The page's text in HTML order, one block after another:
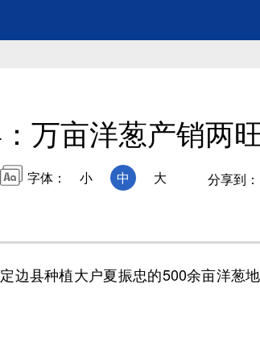
万亩洋葱产销两
字体： 小 中 大 分享到：
县种植大户夏振忠的500余亩洋葱